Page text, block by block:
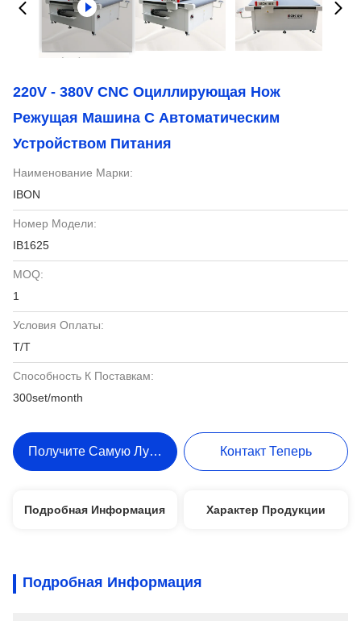
220V - 380V CNC Оциллирующая Нож
Режущая Машина С Автоматическим
Устройством Питания
Наименование Марки:
IBON
Номер Модели:
IB1625
MOQ:
1
Условия Оплаты:
T/T
Способность К Поставкам:
300set/month
Получите Самую Лучшую Цену Контакт Теперь
Подробная Информация Характер Продукции
Подробная Информация